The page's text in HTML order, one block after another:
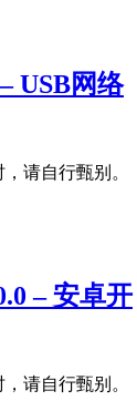
USB网络
请自行甄别。
– 安卓开
请自行甄别。